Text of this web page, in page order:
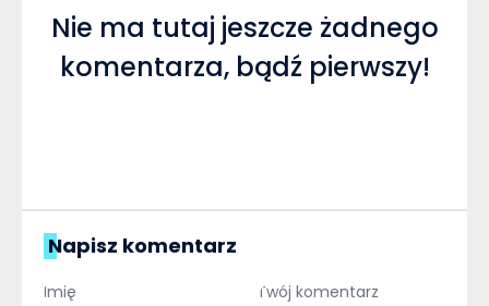
Nie ma tutaj jeszcze żadnego
komentarza, bądź pierwszy!
Napisz komentarz